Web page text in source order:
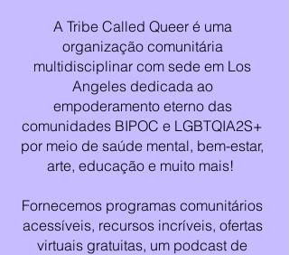
A Tribe Called Queer é uma
organização comunitária
multidisciplinar com sede em Los
Angeles dedicada ao
empoderamento eterno das
comunidades BIPOC e LGBTQIA2S+
por meio de saúde mental, bem-estar,
arte, educação e muito mais!
Fornecemos programas comunitários
acessíveis, recursos incríveis, ofertas
virtuais gratuitas, um podcast de